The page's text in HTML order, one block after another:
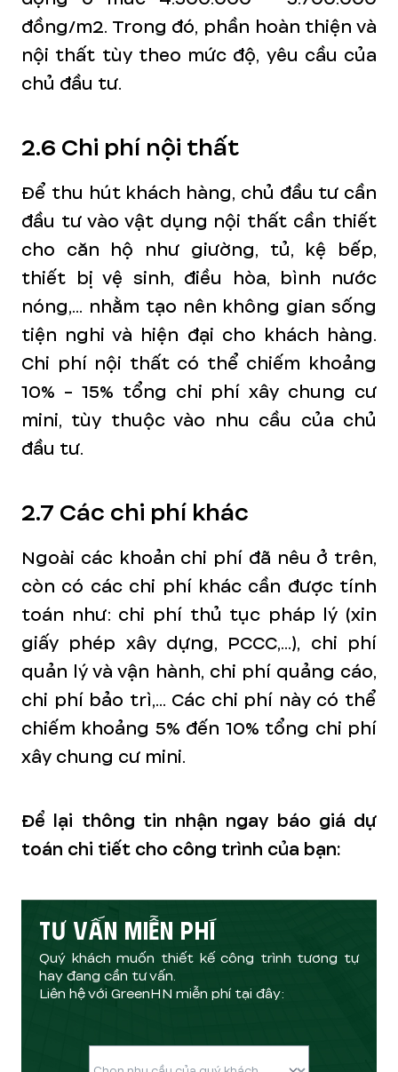
đồng/m2. Trong đó, phần hoàn thiện và
nội thất tùy theo mức độ, yêu cầu của
chủ đầu tư.
2.6 Chi phí nội thất
Để thu hút khách hàng, chủ đầu tư cần
đầu tư vào vật dụng nội thất cần thiết
cho căn hộ như giường, tủ, kệ bếp,
thiết bị vệ sinh, điều hòa, bình nước
nóng,... nhằm tạo nên không gian sống
tiện nghi và hiện đại cho khách hàng.
Chi phí nội thất có thể chiếm khoảng
10% - 15% tổng chi phí xây chung cư
mini, tùy thuộc vào nhu cầu của chủ
đầu tư.
2.7 Các chi phí khác
Ngoài các khoản chi phí đã nêu ở trên,
còn có các chi phí khác cần được tính
toán như: chi phí thủ tục pháp lý (xin
giấy phép xây dựng, PCCC,...), chi phí
quản lý và vận hành, chi phí quảng cáo,
chi phí bảo trì,... Các chi phí này có thể
chiếm khoảng 5% đến 10% tổng chi phí
xây chung cư mini.
Để lại thông tin nhận ngay báo giá dự
toán chi tiết cho công trình của bạn:
TƯ VẤN MIỄN PHÍ
Quý khách muốn thiết kế công trình tương tự
hay đang cần tư vấn.
Liên hệ với GreenHN miễn phí tại đây: